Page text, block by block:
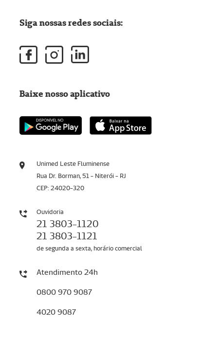
Unimed Leste Fluminense
Rua Dr. Borman, 51 - Niterói - RJ
CEP: 24020-320
Ouvidoria
21 3803-1120
21 3803-1121
de segunda a sexta, horário comercial
Atendimento 24h
0800 970 9087
4020 9087
Siga nossas redes sociais:
Baixe nosso aplicativo